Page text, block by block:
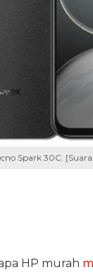
Spark 30C.
HP murah